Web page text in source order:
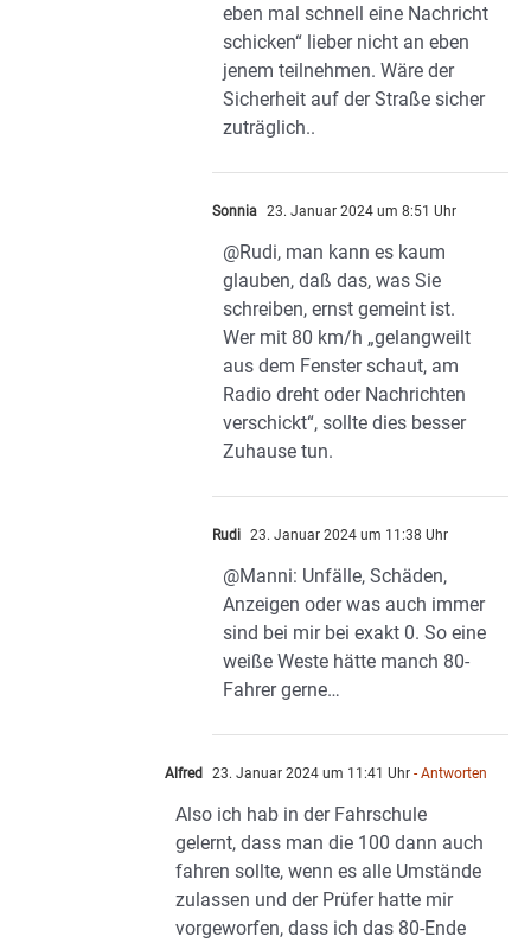
eben mal schnell eine Nachricht
schicken“ lieber nicht an eben
jenem teilnehmen. Wäre der
Sicherheit auf der Straße sicher
zuträglich..
Sonnia 23. Januar 2024 um 8:51 Uhr
@Rudi, man kann es kaum
glauben, daß das, was Sie
schreiben, ernst gemeint ist.
Wer mit 80 km/h „gelangweilt
aus dem Fenster schaut, am
Radio dreht oder Nachrichten
verschickt“, sollte dies besser
Zuhause tun.
Rudi 23. Januar 2024 um 11:38 Uhr
@Manni: Unfälle, Schäden,
Anzeigen oder was auch immer
sind bei mir bei exakt 0. So eine
weiße Weste hätte manch 80-
Fahrer gerne…
Alfred 23. Januar 2024 um 11:41 Uhr - Antworten
Also ich hab in der Fahrschule
gelernt, dass man die 100 dann auch
fahren sollte, wenn es alle Umstände
zulassen und der Prüfer hatte mir
vorgeworfen, dass ich das 80-Ende